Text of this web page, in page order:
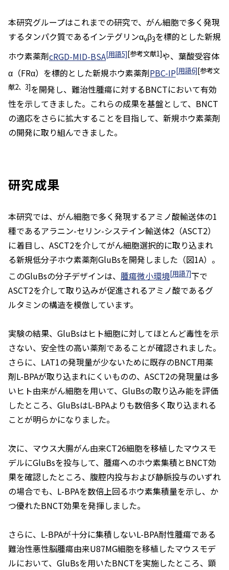
本研究グループはこれまでの研究で、がん細胞で多く発現
するタンパク質であるインテグリンαvβ3を標的とした新規
ホウ素薬剤cRGD-MID-BSA[用語5][参考文献1]や、葉酸受容体
α（FRα）を標的とした新規ホウ素薬剤PBC-IP[用語6][参考文
献2、3]を開発し、難治性腫瘍に対するBNCTにおいて有効
性を示してきました。これらの成果を基盤として、BNCT
の適応をさらに拡大することを目指して、新規ホウ素薬剤
の開発に取り組んできました。
研究成果
本研究では、がん細胞で多く発現するアミノ酸輸送体の1
種であるアラニン-セリン-システイン輸送体2（ASCT2）
に着目し、ASCT2を介してがん細胞選択的に取り込まれ
る新規低分子ホウ素薬剤GluBsを開発しました（図1A）。
このGluBsの分子デザインは、 腫瘍微小環境[用語7]下で
ASCT2を介して取り込みが促進されるアミノ酸であるグ
ルタミンの構造を模倣しています。
実験の結果、GluBsはヒト細胞に対してほとんど毒性を示
さない、安全性の高い薬剤であることが確認されました。
さらに、LAT1の発現量が少ないために既存のBNCT用薬
剤L-BPAが取り込まれにくいものの、ASCT2の発現量は多
いヒト由来がん細胞を用いて、GluBsの取り込み能を評価
したところ、GluBsはL-BPAよりも数倍多く取り込まれる
ことが明らかになりました。
次に、マウス大腸がん由来CT26細胞を移植したマウスモ
デルにGluBsを投与して、腫瘍へのホウ素集積とBNCT効
果を確認したところ、腹腔内投与および静脈投与のいずれ
の場合でも、L-BPAを数倍上回るホウ素集積量を示し、か
つ優れたBNCT効果を発揮しました。
さらに、L-BPAが十分に集積しないL-BPA耐性腫瘍である
難治性悪性脳腫瘍由来U87MG細胞を移植したマウスモデ
ルにおいて、GluBsを用いたBNCTを実施したところ、顕